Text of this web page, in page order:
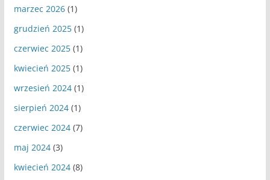
marzec 2026(1)
grudzień 2025(1)
czerwiec 2025(1)
kwiecień 2025(1)
wrzesień 2024(1)
sierpień 2024(1)
czerwiec 2024(7)
maj 2024(3)
kwiecień 2024(8)